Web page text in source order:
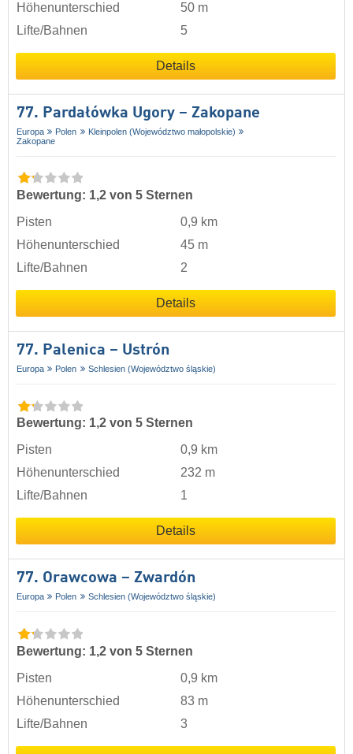
Höhenunterschied
50 m
Lifte/Bahnen
5
Details
77. Pardałówka Ugory – Zakopane
Europa Polen
Kleinpolen (Województwo małopolskie)
Zakopane
Bewertung: 1,2 von 5 Sternen
Pisten
0,9 km
Höhenunterschied
45 m
Lifte/Bahnen
2
Details
77. Palenica – Ustrón
Europa Polen Schlesien (Województwo śląskie)
Bewertung: 1,2 von 5 Sternen
Pisten
0,9 km
Höhenunterschied
232 m
Lifte/Bahnen
1
Details
77. Orawcowa – Zwardón
Europa Polen Schlesien (Województwo śląskie)
Bewertung: 1,2 von 5 Sternen
Pisten
0,9 km
Höhenunterschied
83 m
Lifte/Bahnen
3